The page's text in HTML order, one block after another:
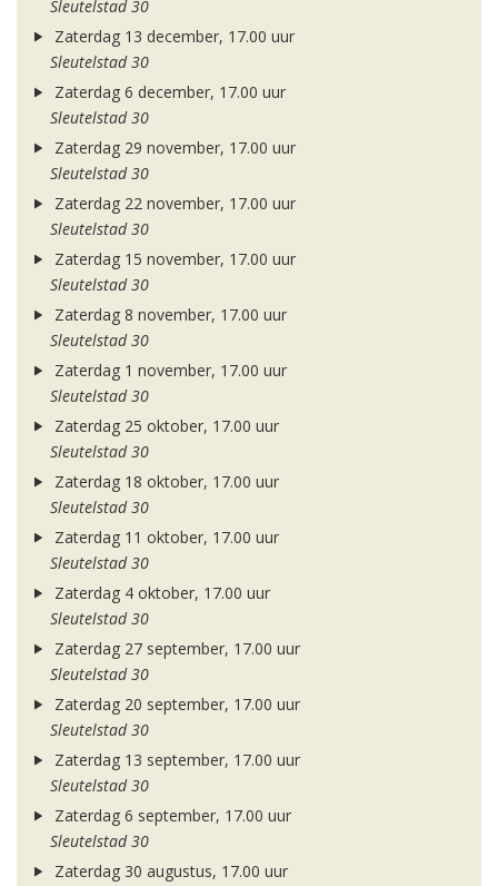
Sleutelstad 30
Zaterdag 13 december, 17.00 uur
Sleutelstad 30
Zaterdag 6 december, 17.00 uur
Sleutelstad 30
Zaterdag 29 november, 17.00 uur
Sleutelstad 30
Zaterdag 22 november, 17.00 uur
Sleutelstad 30
Zaterdag 15 november, 17.00 uur
Sleutelstad 30
Zaterdag 8 november, 17.00 uur
Sleutelstad 30
Zaterdag 1 november, 17.00 uur
Sleutelstad 30
Zaterdag 25 oktober, 17.00 uur
Sleutelstad 30
Zaterdag 18 oktober, 17.00 uur
Sleutelstad 30
Zaterdag 11 oktober, 17.00 uur
Sleutelstad 30
Zaterdag 4 oktober, 17.00 uur
Sleutelstad 30
Zaterdag 27 september, 17.00 uur
Sleutelstad 30
Zaterdag 20 september, 17.00 uur
Sleutelstad 30
Zaterdag 13 september, 17.00 uur
Sleutelstad 30
Zaterdag 6 september, 17.00 uur
Sleutelstad 30
Zaterdag 30 augustus, 17.00 uur